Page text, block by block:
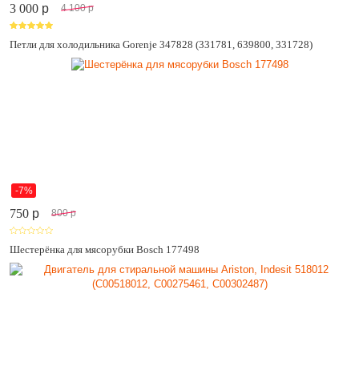
3 000 p 4 100 p
Петли для холодильника Gorenje 347828 (331781, 639800, 331728)
-7%
750 p 800 p
Шестерёнка для мясорубки Bosch 177498